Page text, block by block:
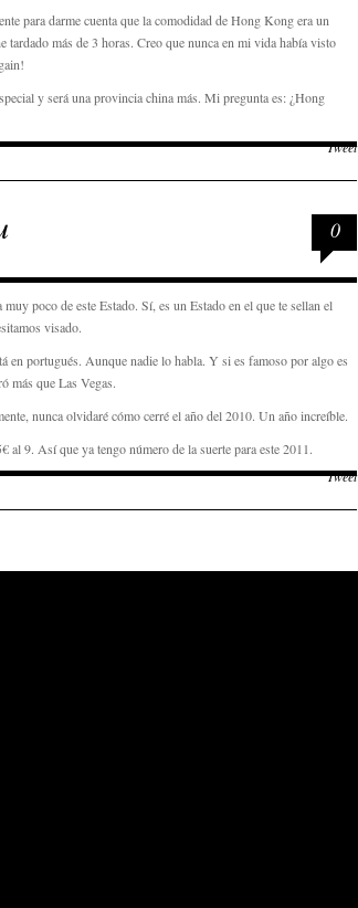
para darme cuenta que la comodidad de Hong Kong era un
más de 3 horas. Creo que nunca en mi vida había visto
y será una provincia china más. Mi pregunta es: ¿Hong
Tweet
0
poco de este Estado. Sí, es un Estado en el que te sellan el
visado.
en portugués. Aunque nadie lo habla. Y si es famoso por algo es
más que Las Vegas.
nunca olvidaré cómo cerré el año del 2010. Un año increíble.
al 9. Así que ya tengo número de la suerte para este 2011.
Tweet